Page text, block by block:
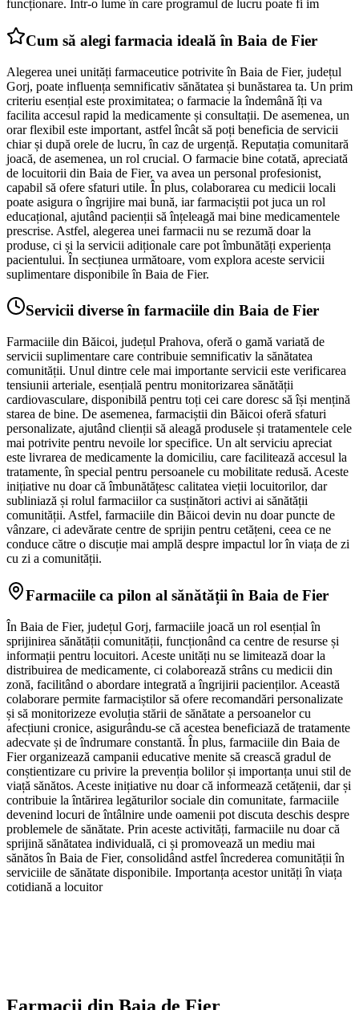
funcționare. Într-o lume în care programul de lucru poate fi im
Cum să alegi farmacia ideală în Baia de Fier
Alegerea unei unități farmaceutice potrivite în Baia de Fier, județul
Gorj, poate influența semnificativ sănătatea și bunăstarea ta. Un prim
criteriu esențial este proximitatea; o farmacie la îndemână îți va
facilita accesul rapid la medicamente și consultații. De asemenea, un
orar flexibil este important, astfel încât să poți beneficia de servicii
chiar și după orele de lucru, în caz de urgență. Reputația comunitară
joacă, de asemenea, un rol crucial. O farmacie bine cotată, apreciată
de locuitorii din Baia de Fier, va avea un personal profesionist,
capabil să ofere sfaturi utile. În plus, colaborarea cu medicii locali
poate asigura o îngrijire mai bună, iar farmaciștii pot juca un rol
educațional, ajutând pacienții să înțeleagă mai bine medicamentele
prescrise. Astfel, alegerea unei farmacii nu se rezumă doar la
produse, ci și la servicii adiționale care pot îmbunătăți experiența
pacientului. În secțiunea următoare, vom explora aceste servicii
suplimentare disponibile în Baia de Fier.
Servicii diverse în farmaciile din Baia de Fier
Farmaciile din Băicoi, județul Prahova, oferă o gamă variată de
servicii suplimentare care contribuie semnificativ la sănătatea
comunității. Unul dintre cele mai importante servicii este verificarea
tensiunii arteriale, esențială pentru monitorizarea sănătății
cardiovasculare, disponibilă pentru toți cei care doresc să își mențină
starea de bine. De asemenea, farmaciștii din Băicoi oferă sfaturi
personalizate, ajutând clienții să aleagă produsele și tratamentele cele
mai potrivite pentru nevoile lor specifice. Un alt serviciu apreciat
este livrarea de medicamente la domiciliu, care facilitează accesul la
tratamente, în special pentru persoanele cu mobilitate redusă. Aceste
inițiative nu doar că îmbunătățesc calitatea vieții locuitorilor, dar
subliniază și rolul farmaciilor ca susținători activi ai sănătății
comunității. Astfel, farmaciile din Băicoi devin nu doar puncte de
vânzare, ci adevărate centre de sprijin pentru cetățeni, ceea ce ne
conduce către o discuție mai amplă despre impactul lor în viața de zi
cu zi a comunității.
Farmaciile ca pilon al sănătății în Baia de Fier
În Baia de Fier, județul Gorj, farmaciile joacă un rol esențial în
sprijinirea sănătății comunității, funcționând ca centre de resurse și
informații pentru locuitori. Aceste unități nu se limitează doar la
distribuirea de medicamente, ci colaborează strâns cu medicii din
zonă, facilitând o abordare integrată a îngrijirii pacienților. Această
colaborare permite farmaciștilor să ofere recomandări personalizate
și să monitorizeze evoluția stării de sănătate a persoanelor cu
afecțiuni cronice, asigurându-se că acestea beneficiază de tratamente
adecvate și de îndrumare constantă. În plus, farmaciile din Baia de
Fier organizează campanii educative menite să crească gradul de
conștientizare cu privire la prevenția bolilor și importanța unui stil de
viață sănătos. Aceste inițiative nu doar că informează cetățenii, dar și
contribuie la întărirea legăturilor sociale din comunitate, farmaciile
devenind locuri de întâlnire unde oamenii pot discuta deschis despre
problemele de sănătate. Prin aceste activități, farmaciile nu doar că
sprijină sănătatea individuală, ci și promovează un mediu mai
sănătos în Baia de Fier, consolidând astfel încrederea comunității în
serviciile de sănătate disponibile. Importanța acestor unități în viața
cotidiană a locuitor
Farmacii din Baia de Fier